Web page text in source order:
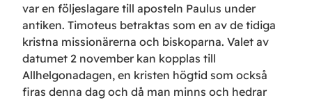
var en följeslagare till aposteln Paulus under
antiken. Timoteus betraktas som en av de tidiga
kristna missionärerna och biskoparna. Valet av
datumet 2 november kan kopplas till
Allhelgonadagen, en kristen högtid som också
firas denna dag och då man minns och hedrar